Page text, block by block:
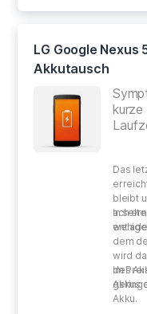
LG Google Nexus
Akkutausch
Das
bleibt
ach
In
dem
wird
des
Im
Akkus
Akku.